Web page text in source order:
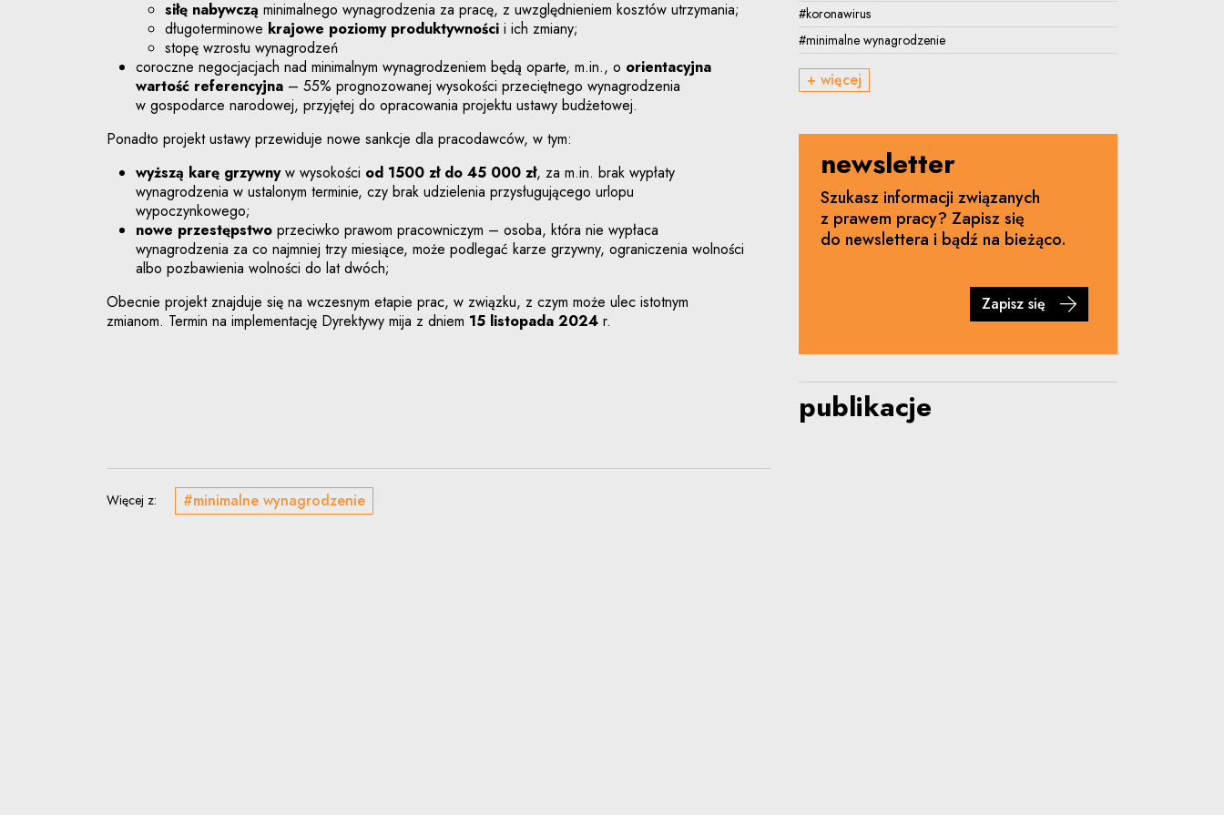
siłę nabywczą minimalnego wynagrodzenia za pracę, z uwzględnieniem kosztów utrzymania;
długoterminowe krajowe poziomy produktywności i ich zmiany;
stopę wzrostu wynagrodzeń
coroczne negocjacjach nad minimalnym wynagrodzeniem będą oparte, m.in., o orientacyjna
wartość referencyjna – 55% prognozowanej wysokości przeciętnego wynagrodzenia
w gospodarce narodowej, przyjętej do opracowania projektu ustawy budżetowej.
Ponadto projekt ustawy przewiduje nowe sankcje dla pracodawców, w tym:
wyższą karę grzywnyw wysokości od 1500 zł do 45 000 zł, za m.in. brak wypłaty
wynagrodzenia w ustalonym terminie, czy brak udzielenia przysługującego urlopu
wypoczynkowego;
nowe przestępstwo przeciwko prawom pracowniczym – osoba, która nie wypłaca
wynagrodzenia za co najmniej trzy miesiące, może podlegać karze grzywny, ograniczenia wolności
albo pozbawienia wolności do lat dwóch;
Obecnie projekt znajduje się na wczesnym etapie prac, w związku, z czym może ulec istotnym
zmianom. Termin na implementację Dyrektywy mija z dniem 15 listopada 2024 r.
Więcej z: #minimalne wynagrodzenie
#koronawirus
#minimalne wynagrodzenie
+ więcej
newsletter
Szukasz informacji związanych
z prawem pracy? Zapisz się
do newslettera i bądź na bieżąco.
Zapisz się
publikacje